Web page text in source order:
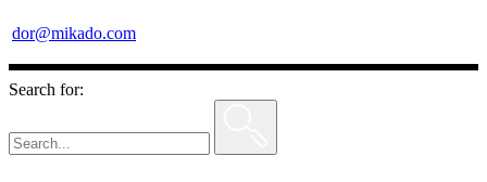
dor@mikado.com
Search for: